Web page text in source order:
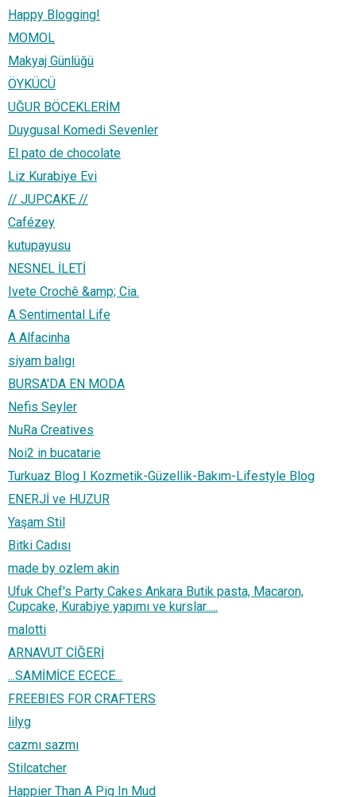
Happy Blogging!
MOMOL
Makyaj Günlüğü
ÖYKÜCÜ
UĞUR BÖCEKLERİM
Duygusal Komedi Sevenler
El pato de chocolate
Liz Kurabiye Evi
// JUPCAKE //
Cafézey
kutupayusu
NESNEL İLETİ
Ivete Crochê &amp; Cia.
A Sentimental Life
A Alfacinha
siyam balıgı
BURSA'DA EN MODA
Nefis Seyler
NuRa Creatives
Noi2 in bucatarie
Turkuaz Blog I Kozmetik-Güzellik-Bakım-Lifestyle Blog
ENERJİ ve HUZUR
Yaşam Stil
Bitki Cadısı
made by ozlem akin
Ufuk Chef's Party Cakes Ankara Butik pasta, Macaron,
Cupcake, Kurabiye yapımı ve kurslar.....
malotti
ARNAVUT CİĞERİ
...SAMİMİCE ECECE...
FREEBIES FOR CRAFTERS
lilyg
cazmı sazmı
Stilcatcher
Happier Than A Pig In Mud